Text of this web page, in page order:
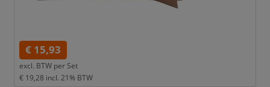
€ 15,93
excl. BTW per Set
€ 19,28 incl. 21% BTW